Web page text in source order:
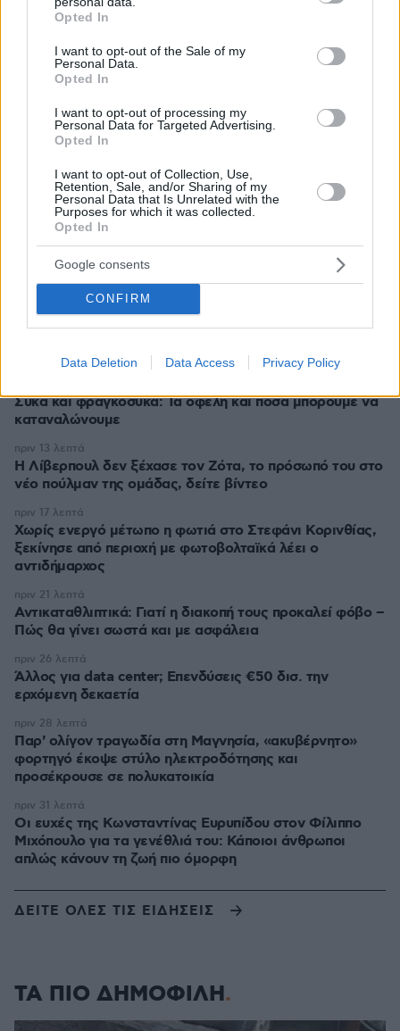
grant or deny consent to Google and its third-party tags to
use your data for below specified purposes in below Google
consent section.
Opted In
I want to opt-out of the Sale of my
Personal Data.
Opted In
I want to opt-out of processing my
Personal Data for Targeted Advertising.
Opted In
I want to opt-out of Collection, Use,
Retention, Sale, and/or Sharing of my
Personal Data that Is Unrelated with the
Purposes for which it was collected.
Opted In
Google consents
CONFIRM
Data Deletion Data Access Privacy Policy
σε Bάζει στην Aγορά Eργασίας
26.07.2026, 09:54
ΡΟΗ ΕΙΔΗΣΕΩΝ
Ειδήσεις
Μπαρτσελόνα: Ακύρωσε φιλικό παιχνίδι στο Μαρόκο
λόγω της κρίσης στη Θέουτα
πριν 8 λεπτά
Φάτε σούπα με κρέας... σκύλου: Τα κρατικά ΜΜΕ στη
Βόρεια Κορέα τη συστήνουν ως διέξοδο στον καύσωνα
κατοικίδια
πριν 12 λεπτά
Σύκα και φραγκόσυκα: Τα οφέλη και πόσα μπορούμε να
καταναλώνουμε
Η Λίβερπουλ δεν ξέχασε τον Ζότα, το πρόσωπό του στο
νέο πούλμαν της ομάδας, δείτε βίντεο
πριν 13 λεπτά
Χωρίς ενεργό μέτωπο η φωτιά στο Στεφάνι Κορινθίας,
ξεκίνησε από περιοχή με φωτοβολταϊκά λέει ο
αντιδήμαρχος
πριν 17 λεπτά
Αντικαταθλιπτικά: Γιατί η διακοπή τους προκαλεί φόβο –
Πώς θα γίνει σωστά και με ασφάλεια
πριν 21 λεπτά
Άλλος για data center; Επενδύσεις €50 δισ. την
ερχόμενη δεκαετία
πριν 26 λεπτά
Παρ' ολίγον τραγωδία στη Μαγνησία, «ακυβέρνητο»
φορτηγό έκοψε στύλο ηλεκτροδότησης και
προσέκρουσε σε πολυκατοικία
πριν 28 λεπτά
Οι ευχές της Κωνσταντίνας Ευρυπίδου στον Φίλιππο
Μιχόπουλο για τα γενέθλιά του: Κάποιοι άνθρωποι
απλώς κάνουν τη ζωή πιο όμορφη
πριν 31 λεπτά
ΔΕΙΤΕ ΟΛΕΣ ΤΙΣ ΕΙΔΗΣΕΙΣ
ΤΑ ΠΙΟ ΔΗΜΟΦΙΛΗ